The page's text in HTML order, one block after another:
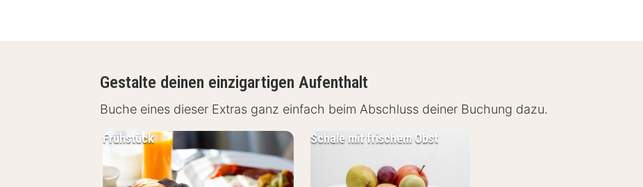
Flughafen BER – ca. 17 km
Berlin Zentrum – ca. 39 km
Brandenburger Seen- und Naturlandschaften – in der Umgebung
Einrichtungen Van der Valk Hotel Berlin Brandenburg
Gestalte deinen einzigartigen Aufenthalt
Buche eines dieser Extras ganz einfach beim Abschluss deiner Buchung dazu.
Schale mit frischem Obst
Frühstück